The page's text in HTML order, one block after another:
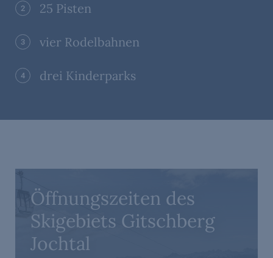
2 25 Pisten
3 vier Rodelbahnen
4 drei Kinderparks
Öffnungszeiten des
Skigebiets Gitschberg
Jochtal